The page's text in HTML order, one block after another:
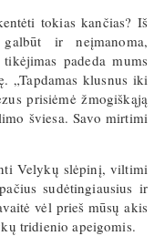
tokias kančias? Iš
galbūt ir neįmanoma,
padeda mums
„Tapdamas klusnus iki
prisiėmė žmogiškąją
šviesa. Savo mirtimi
Velykų slėpinį, viltimi
sudėtingiausius ir
vėl prieš mūsų akis
tridienio apeigomis.